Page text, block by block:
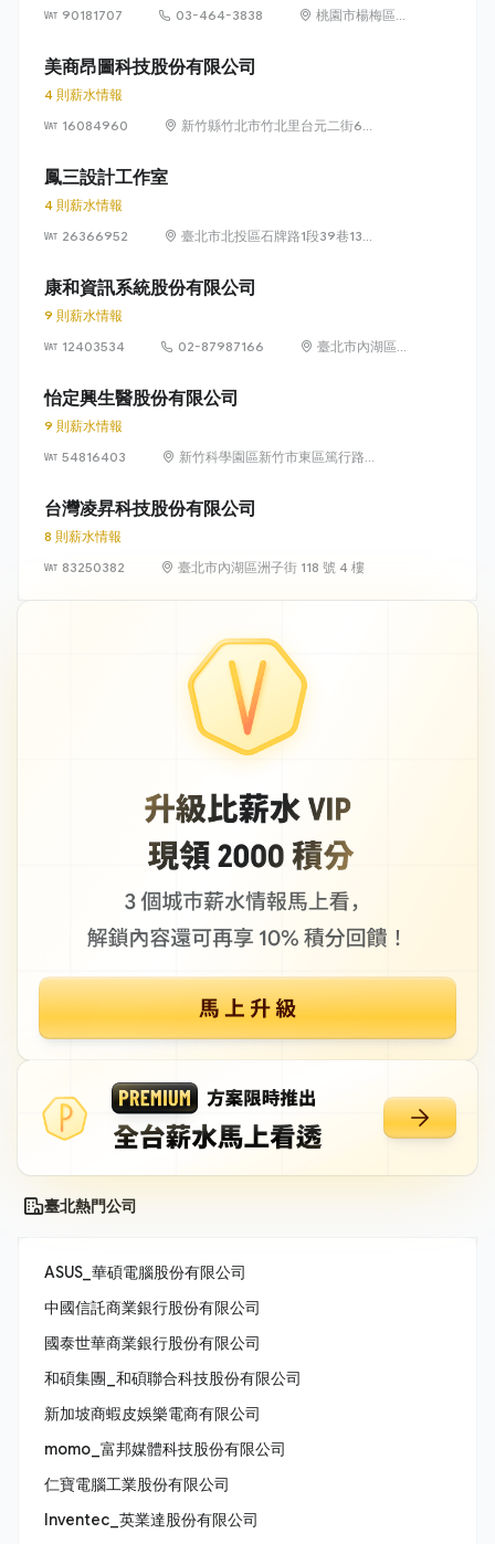
90181707 03-464-3838
桃園市楊梅區高
美商昂圖科技股份有限公司
4 則薪水情報
16084960
新竹縣竹北市竹北里台元二街6號
鳳三設計工作室
4 則薪水情報
26366952
臺北市北投區石牌路1段39巷134
康和資訊系統股份有限公司
9 則薪水情報
12403534
02-87987166
臺北市內湖區瑞
怡定興生醫股份有限公司
9 則薪水情報
54816403
新竹科學園區新竹市東區篤行路6
台灣凌昇科技股份有限公司
8 則薪水情報
83250382
臺北市內湖區洲子街 118 號 4 樓
臺北熱門公司
ASUS_華碩電腦股份有限公司
中國信託商業銀行股份有限公司
國泰世華商業銀行股份有限公司
和碩集團_和碩聯合科技股份有限公司
新加坡商蝦皮娛樂電商有限公司
momo_富邦媒體科技股份有限公司
仁寶電腦工業股份有限公司
Inventec_英業達股份有限公司